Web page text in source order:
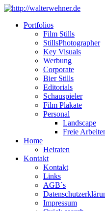
Portfolios
Film Stills
StillsPhotographer
Key Visuals
Werbung
Corporate
Bier Stills
Editorials
Schauspieler
Film Plakate
Personal
Landscape
Freie
Home
Heiraten
Kontakt
Kontakt
Links
AGB´s
Impressum